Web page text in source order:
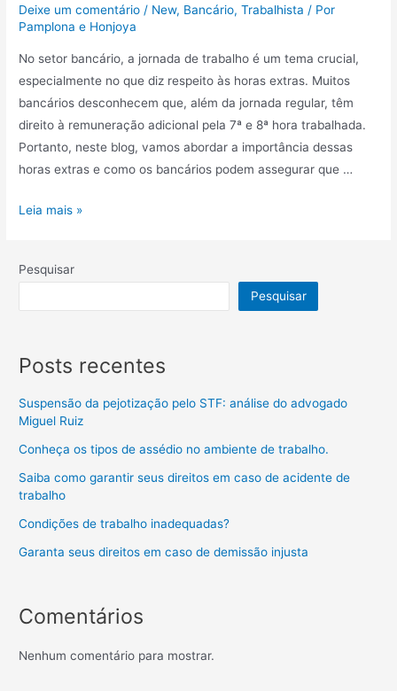
Deixe um comentário / New, Bancário,Trabalhista / Por
Pamplona e Honjoya
No setor bancário, a jornada de trabalho é um tema crucial,
especialmente no que diz respeito às horas extras. Muitos
bancários desconhecem que, além da jornada regular, têm
direito à remuneração adicional pela 7ª e 8ª hora trabalhada.
Portanto, neste blog, vamos abordar a importância dessas
horas extras e como os bancários podem assegurar que …
Leia mais »
Pesquisar
Pesquisar
Posts recentes
Suspensão da pejotização pelo STF: análise do advogado
Miguel Ruiz
Conheça os tipos de assédio no ambiente de trabalho.
Saiba como garantir seus direitos em caso de acidente de
trabalho
Condições de trabalho inadequadas?
Garanta seus direitos em caso de demissão injusta
Comentários
Nenhum comentário para mostrar.